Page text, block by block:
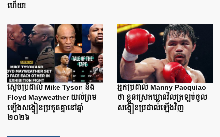
ហើយ!
ស្តេចប្រដាល់ Mike Tyson និង
Floyd Mayweather យល់ព្រម
ឡើងសង្វៀនប្រកួតគ្នានៅឆ្នាំ
២០២៦
អ្នកប្រដាល់ Manny Pacquiao
ថា ខ្លួនស្រេកឃ្លានវិលត្រឡប់ចូល
សង្វៀនប្រដាល់ឡើងវិញ